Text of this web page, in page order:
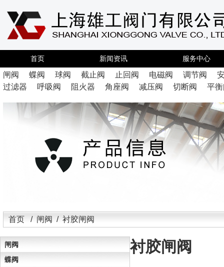
首页 新闻资讯 服务中心
闸阀 蝶阀 球阀 截止阀 止回阀 电磁阀 调节阀
过滤器
呼吸阀 阻火器 角座阀 减压阀 切断阀 平
首页 / 闸阀 / 衬胶闸阀
闸阀
蝶阀
衬胶闸阀